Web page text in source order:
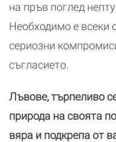
на пръв поглед
Необходимо е всеки
сериозни
съгласието.
Лъвове, търпеливо
природа на своята
вяра и подкрепа от